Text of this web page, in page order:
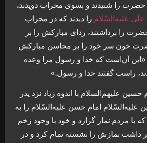
را شنیدند و بسوى محراب دویدند،
علی علیه‌السّلام را دیدند که در محراب
را برداشتند، رداى مبارکش را بر
خون سر خود را بر محاسن مبارکش
آن‌است که خدا و رسول مرا وعده
راست گفتند خدا و رسول.»
علیهم‌السلام با اندوه زیاد نزد پدر
علیه‌السّلام امام حسن علیه‌السّلام را به
با مردم نماز گزارد و خود با وجود زخم
داشت نمازش را نشسته تمام کرد و در